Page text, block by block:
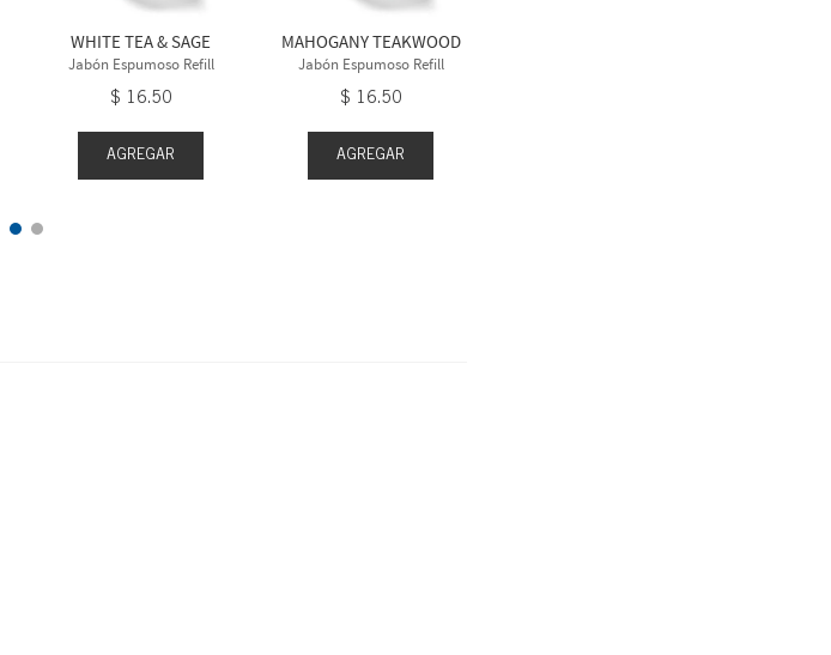
WHITE TEA & SAGE
Jabón Espumoso Refill
$ 16.50
AGREGAR
MAHOGANY TEAKWOOD
Jabón Espumoso Refill
$ 16.50
AGREGAR